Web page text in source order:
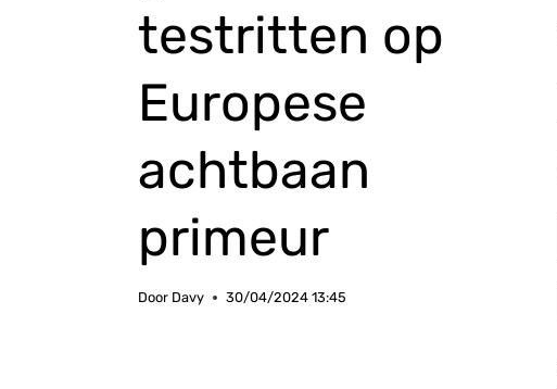
testritten op
Europese
achtbaan
primeur
Door Davy 30/04/2024 13:45